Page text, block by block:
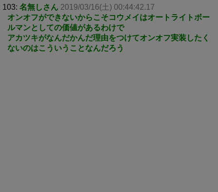
103: 名無しさん 2019/03/16(土) 00:44:42.17
オンオフができないからこそコウメイはオートライトボー
ルマンとしての価値があるわけで
アカツキがなんだかんだ理由をつけてオンオフ実装したく
ないのはこういうことなんだろう